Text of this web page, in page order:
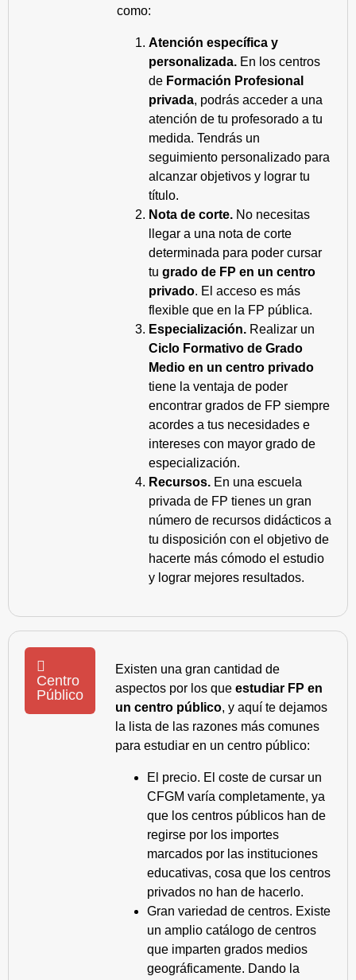
como:
Atención específica y
personalizada. En los centros
de Formación Profesional
privada, podrás acceder a una
atención de tu profesorado a tu
medida. Tendrás un
seguimiento personalizado para
alcanzar objetivos y lograr tu
título.
Nota de corte. No necesitas
llegar a una nota de corte
determinada para poder cursar
tu grado de FP en un centro
privado. El acceso es más
flexible que en la FP pública.
Especialización. Realizar un
Ciclo Formativo de Grado
Medio en un centro privado
tiene la ventaja de poder
encontrar grados de FP siempre
acordes a tus necesidades e
intereses con mayor grado de
especialización.
Recursos. En una escuela
privada de FP tienes un gran
número de recursos didácticos a
tu disposición con el objetivo de
hacerte más cómodo el estudio
y lograr mejores resultados.
Centro
Público
Existen una gran cantidad de
aspectos por los que estudiar FP en
un centro público, y aquí te dejamos
la lista de las razones más comunes
para estudiar en un centro público:
El precio. El coste de cursar un
CFGM varía completamente, ya
que los centros públicos han de
regirse por los importes
marcados por las instituciones
educativas, cosa que los centros
privados no han de hacerlo.
Gran variedad de centros. Existe
un amplio catálogo de centros
que imparten grados medios
geográficamente. Dando la